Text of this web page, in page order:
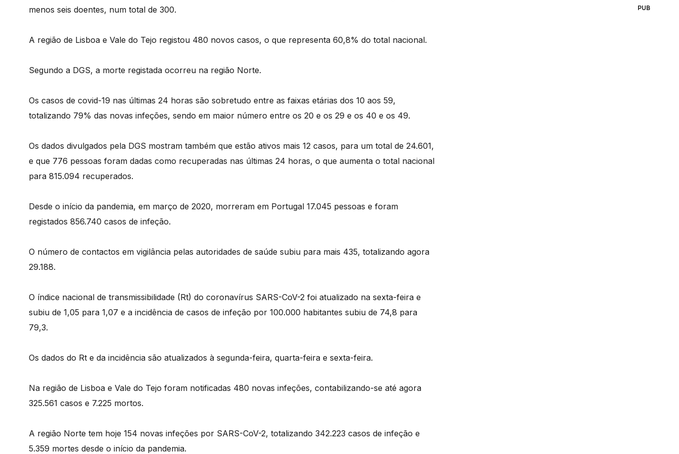
menos seis doentes, num total de 300.
A região de Lisboa e Vale do Tejo registou 480 novos casos, o que representa 60,8% do total nacional.
Segundo a DGS, a morte registada ocorreu na região Norte.
Os casos de covid-19 nas últimas 24 horas são sobretudo entre as faixas etárias dos 10 aos 59,
totalizando 79% das novas infeções, sendo em maior número entre os 20 e os 29 e os 40 e os 49.
Os dados divulgados pela DGS mostram também que estão ativos mais 12 casos, para um total de 24.601,
e que 776 pessoas foram dadas como recuperadas nas últimas 24 horas, o que aumenta o total nacional
para 815.094 recuperados.
Desde o início da pandemia, em março de 2020, morreram em Portugal 17.045 pessoas e foram
registados 856.740 casos de infeção.
O número de contactos em vigilância pelas autoridades de saúde subiu para mais 435, totalizando agora
29.188.
O índice nacional de transmissibilidade (Rt) do coronavírus SARS-CoV-2 foi atualizado na sexta-feira e
subiu de 1,05 para 1,07 e a incidência de casos de infeção por 100.000 habitantes subiu de 74,8 para
79,3.
Os dados do Rt e da incidência são atualizados à segunda-feira, quarta-feira e sexta-feira.
Na região de Lisboa e Vale do Tejo foram notificadas 480 novas infeções, contabilizando-se até agora
325.561 casos e 7.225 mortos.
A região Norte tem hoje 154 novas infeções por SARS-CoV-2, totalizando 342.223 casos de infeção e
5.359 mortes desde o início da pandemia.
PUB